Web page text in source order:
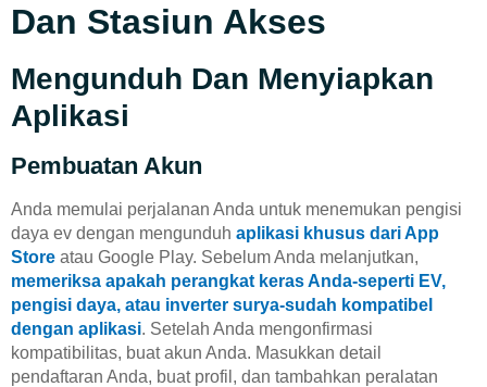
Dan Stasiun Akses
Mengunduh Dan Menyiapkan
Aplikasi
Pembuatan Akun
Anda memulai perjalanan Anda untuk menemukan pengisi
daya ev dengan mengunduh aplikasi khusus dari App
Store atau Google Play. Sebelum Anda melanjutkan,
memeriksa apakah perangkat keras Anda-seperti EV,
pengisi daya, atau inverter surya-sudah kompatibel
dengan aplikasi. Setelah Anda mengonfirmasi
kompatibilitas, buat akun Anda. Masukkan detail
pendaftaran Anda, buat profil, dan tambahkan peralatan